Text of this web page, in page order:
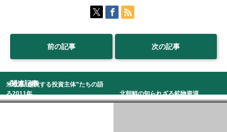
前の記事 次の記事
関連記事
米欧系“越境する投資主体”たちの語
る2011年
北朝鮮の知られざる鉱物資源